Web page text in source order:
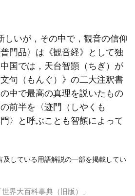
いが，その中で， 観音の信仰
門品〉は《観音経》として独
国では，天台智顗 （ちぎ）が
文句（もんぐ）》の二大注釈書
中で最高の真理を説いたもの
前半を〈迹門（しやくも
〉と呼ぶことも智顗によって
している用語解説の一部を掲載してい
界大百科事典（旧版）」